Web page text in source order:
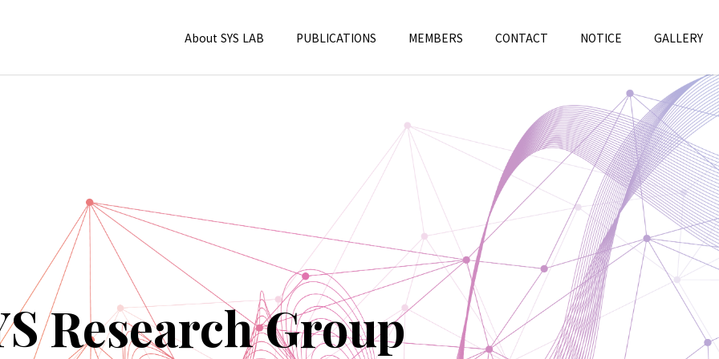
About SYS LAB PUBLICATIONS MEMBERS CONTACT NOTICE GALLERY
Research Group